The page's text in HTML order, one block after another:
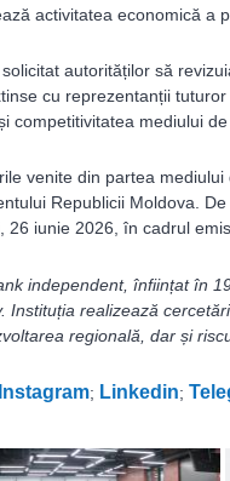
activitatea economică a
autorităților să
cu reprezentanții
competitivitatea mediului
venite din partea
Republicii Moldova.
iunie 2026, în cadrul
independent, înființat în
Instituția realizează
regională, dar și
Instagram; Linkedin;